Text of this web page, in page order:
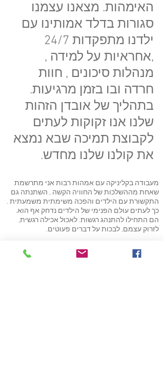
האימהות. מצאנו עצמנו
סגורות בדלד אמותינו עם
ילדנו מתפקדות 24/7
,אחראיות על למידה ,
מנהלות סיכונים , חוות
חרדה ובו בזמן מרגיעות.
בתהליך של אובדן הזהות
שלנו אנו זקוקות לעתים
לקבוצת תמיכה שבא נמצא
את קולנו שלנו מחדש.
מעבודה בקליניקה עם אמהות רבות אני מתרשמת
שאחת מההשלכות של החוויה הקשה , השתנתה גם
התקשורת עם הילדים והפכה משימתית משמעתית .
כך לעתים עולם הפנימי של הילדים נדחק אף הוא.
הם התחילו להתנהג רגשות. לאכול אכילה רגשית,
לזרוק עצמם, לבכות על דברים פעוטים.
כאימא בנסיבות אחרות נזכרתי בתקופה שבה כתבתי
סיפור בהמשכים עם ביתי לפני השינה.